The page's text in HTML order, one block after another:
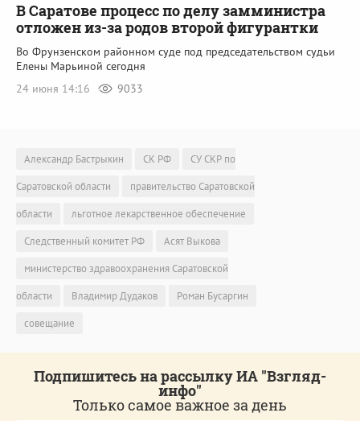
В Саратове процесс по делу замминистра
отложен из-за родов второй фигурантки
Во Фрунзенском районном суде под председательством судьи
Елены Марьиной сегодня
24 июня 14:16
9033
Александр Бастрыкин СК РФ
СУ СКР по
Саратовской области
правительство Саратовской
области
льготное лекарственное обеспечение
Следственный комитет РФ
Асят Выкова
министерство здравоохранения Саратовской
области
Владимир Дудаков
Роман Бусаргин
совещание
Подпишитесь на рассылку ИА "Взгляд-
инфо"
Только самое важное за день